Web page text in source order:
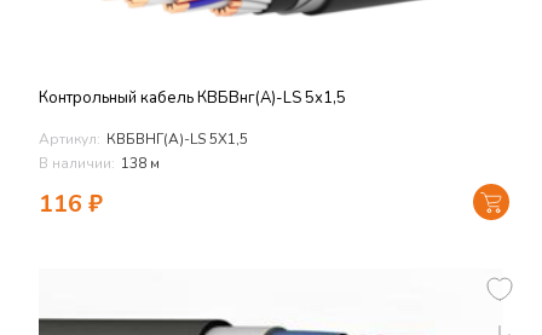
Контрольный кабель КВБВнг(А)-LS 5х1,5
Артикул: КВБВНГ(А)-LS 5Х1,5
В наличии: 138 м
116 ₽